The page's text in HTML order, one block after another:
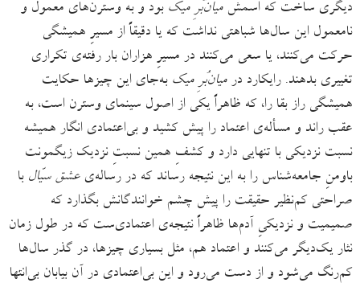
دیگری ساخت که اسمشمیان‌بُرِ میک بود و به وسترن‌های معمول و
نامعمول این سال‌ها شباهتی نداشت که یا دقیقاً از مسیرِ همیشگی
حرکت می‌کنند، یا سعی می‌کنند در مسیرِ هزاران بار رفته‌ی تکراری
تغییری بدهند. رایکارد درمیان‌بُرِ میک به‌جای این‌ چیزها حکایت
همیشگی راز بقا را، که ظاهراً یکی از اصول سینمای وسترن است، به
عقب ‌راند و مسأله‌‌ی اعتماد را پیش ‌کشید و بی‌اعتمادی انگار همیشه
نسبت نزدیکی با تنهایی دارد و کشفِ همین نسبتِ نزدیک زیگمونت
باومنِ جامعه‌شناس را به این نتیجه رساند که در رساله‌یعشق سیّال با
صراحتی کم‌نظیر حقیقت را پیش چشم خوانندگانش بگذارد که
صمیمیت و نزدیکیِ آدم‌ها ظاهراً نتیجه‌ی اعتمادی‌ست که در طول زمان
نثار یک‌دیگر می‌کنند و اعتماد هم، مثل بسیاری چیزها، در گذر سال‌ها
کم‌رنگ می‌شود و از دست می‌رود و این بی‌اعتمادی در آن بیابان بی‌انتها